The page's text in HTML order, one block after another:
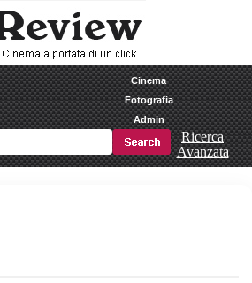
Cinema
Fotografia
Admin
Ricerca
Avanzata